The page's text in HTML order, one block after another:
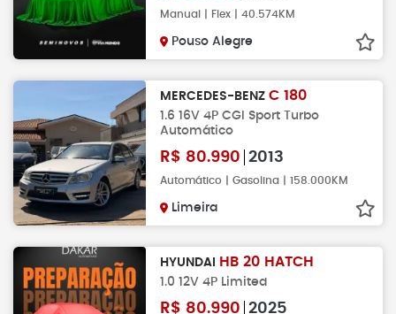
Manual | Flex | 40.574KM
Pouso Alegre
MERCEDES-BENZ C 180
1.6 16V 4P CGI Sport Turbo
Automático
R$ 80.990 2013
Automático | Gasolina | 158.000KM
Limeira
HYUNDAI HB 20 HATCH
1.0 12V 4P Limited
R$ 80.990 2025